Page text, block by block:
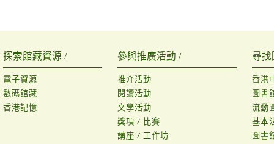
探索館藏資源 /
電子資源
數碼館藏
香港記憶
參與推廣活動 /
推介活動
閱讀活動
文學活動
獎項 / 比賽
講座 / 工作坊
尋找
香港
圖書
流動
基本
圖書